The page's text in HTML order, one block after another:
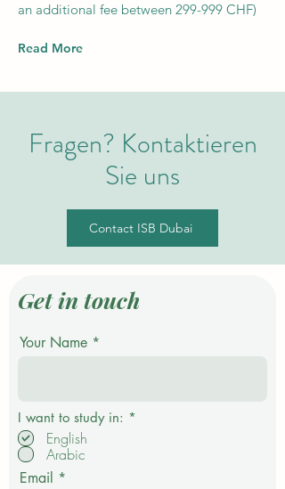
an additional fee between 299-999 CHF)
Read More
Fragen? Kontaktieren
Sie uns
Contact ISB Dubai
Get in touch
Your Name
I want to study in: *
English
Arabic
Email